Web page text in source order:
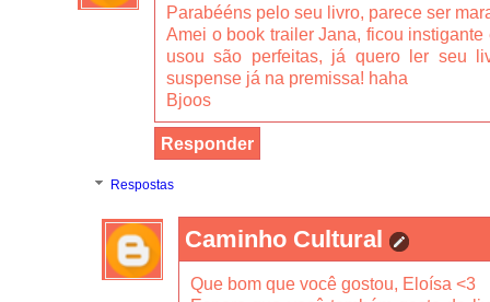
Parabééns pelo seu livro, parece ser
Amei o book trailer Jana, ficou
usou são perfeitas, já quero ler seu
suspense já na premissa! haha
Bjoos
Responder
Respostas
Caminho Cultural
Que bom que você gostou, Eloísa <3